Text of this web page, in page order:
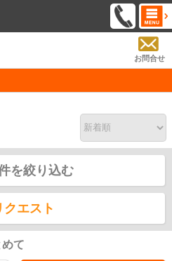
お問合せ
を絞り込む
クエスト
て